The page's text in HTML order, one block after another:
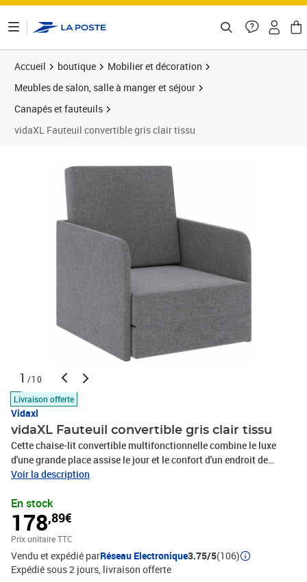
Accueil boutique
Mobilier et décoration
Meubles de salon, salle à manger et séjour
Canapés et fauteuils
vidaXL Fauteuil convertible gris clair tissu
1 /10
Livraison offerte
Vidaxl
vidaXL Fauteuil convertible gris clair tissu
Cette chaise-lit convertible multifonctionnelle combine le luxe
d'une grande place assise le jour et le confort d'un endroit de
couchage pour des invités imprévus la nuit. Ce fauteuil
nouveau en fauteuil de manière facile et rapide. La seule chose
que vous avez à faire, c'est de prendre simplement le siège et le
dossier et ensuite les rabattre vers votre sol. Le cadre en pin de
haute qualité contribue à sa solidité et sa durabilité pour un usage
quotidien, tandis que le siège et le dossier épaississement
rembourrés en mousse sont très confortables pour s'asseoir ou
Voir la description
En stock
178,89€
Prix unitaire TTC
Vendu et expédié parRéseau Electronique3.75/5(106)
Expédié sous 2 jours livraison offerte